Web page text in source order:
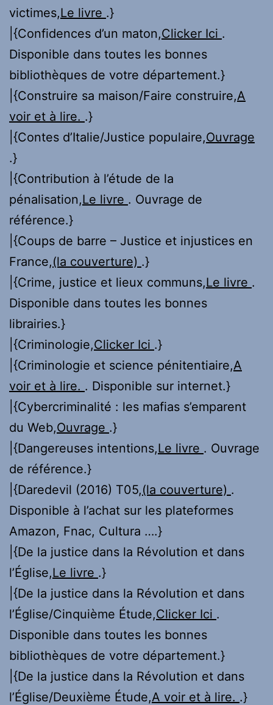
victimes,Le livre .}
|{Confidences d’un maton,Clicker Ici .
Disponible dans toutes les bonnes
bibliothèques de votre département.}
|{Construire sa maison/Faire construire,A
voir et à lire. .}
|{Contes d’Italie/Justice populaire,Ouvrage
.}
|{Contribution à l’étude de la
pénalisation,Le livre . Ouvrage de
référence.}
|{Coups de barre – Justice et injustices en
France,(la couverture) .}
|{Crime, justice et lieux communs,Le livre .
Disponible dans toutes les bonnes
librairies.}
|{Criminologie,Clicker Ici .}
|{Criminologie et science pénitentiaire,A
voir et à lire. . Disponible sur internet.}
|{Cybercriminalité : les mafias s’emparent
du Web,Ouvrage .}
|{Dangereuses intentions,Le livre . Ouvrage
de référence.}
|{Daredevil (2016) T05,(la couverture) .
Disponible à l’achat sur les plateformes
Amazon, Fnac, Cultura ….}
|{De la justice dans la Révolution et dans
l’Église,Le livre .}
|{De la justice dans la Révolution et dans
l’Église/Cinquième Étude,Clicker Ici .
Disponible dans toutes les bonnes
bibliothèques de votre département.}
|{De la justice dans la Révolution et dans
l’Église/Deuxième Étude,A voir et à lire. .}